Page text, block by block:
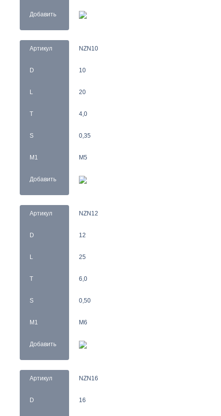
Добавить
Артикул
D
L
T
S
M1
Добавить
NZN10
10
20
4,0
0,35
M5
Артикул
D
L
T
S
M1
Добавить
NZN12
12
25
6,0
0,50
M6
Артикул
D
NZN16
16